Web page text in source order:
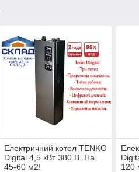
Електричний котел TENKO
Digital 4,5 кВт 380 В. На
45-60 м2!
120